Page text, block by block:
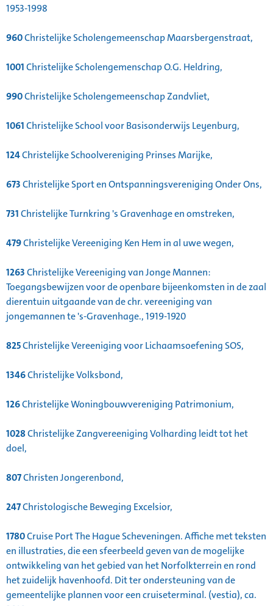
1953-1998
960Christelijke Scholengemeenschap Maarsbergenstraat,
1001Christelijke Scholengemenschap O.G. Heldring,
990Christelijke Scholengemeenschap Zandvliet,
1061Christelijke School voor Basisonderwijs Leyenburg,
124Christelijke Schoolvereniging Prinses Marijke,
673Christelijke Sport en Ontspanningsvereniging Onder Ons,
731Christelijke Turnkring 's Gravenhage en omstreken,
479Christelijke Vereeniging Ken Hem in al uwe wegen,
1263Christelijke Vereeniging van Jonge Mannen:
Toegangsbewijzen voor de openbare bijeenkomsten in de zaal
dierentuin uitgaande van de chr. vereeniging van
jongemannen te 's-Gravenhage., 1919-1920
825Christelijke Vereeniging voor Lichaamsoefening SOS,
1346Christelijke Volksbond,
126Christelijke Woningbouwvereniging Patrimonium,
1028Christelijke Zangvereeniging Volharding leidt tot het
doel,
807Christen Jongerenbond,
247Christologische Beweging Excelsior,
1780Cruise Port The Hague Scheveningen. Affiche met teksten
en illustraties, die een sfeerbeeld geven van de mogelijke
ontwikkeling van het gebied van het Norfolkterrein en rond
het zuidelijk havenhoofd. Dit ter ondersteuning van de
gemeentelijke plannen voor een cruiseterminal. (vestia), ca.